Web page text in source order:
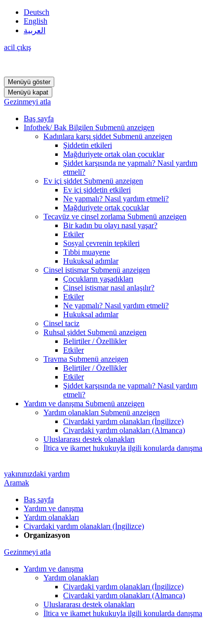
Deutsch
English
العربية
acil çıkış
Menüyü göster
Menüyü kapat
Gezinmeyi atla
Baş sayfa
Infothek/ Bak Bilgilen Submenü anzeigen
Kadınlara karşı şiddet Submenü anzeigen
Şiddetin etkileri
Mağduriyete ortak olan çocuklar
Şiddet karşısında ne yapmalı? Nasıl yardım
etmeli?
Ev içi şiddet Submenü anzeigen
Ev içi şiddetin etkileri
Ne yapmalı? Nasıl yardım etmeli?
Mağduriyete ortak çocuklar
Tecavüz ve cinsel zorlama Submenü anzeigen
Bir kadın bu olayı nasıl yaşar?
Etkiler
Sosyal çevrenin tepkileri
Tıbbi muayene
Hukuksal adımlar
Cinsel istismar Submenü anzeigen
Çocukların yaşadıkları
Cinsel istismar nasıl anlaşılır?
Etkiler
Ne yapmalı? Nasıl yardım etmeli?
Hukuksal adımlar
Cinsel taciz
Ruhsal şiddet Submenü anzeigen
Belirtiler / Özellikler
Etkiler
Travma Submenü anzeigen
Belirtiler / Özellikler
Etkiler
Şiddet karşısında ne yapmalı? Nasıl yardım
etmeli?
Yardım ve danışma Submenü anzeigen
Yardım olanakları Submenü anzeigen
Civardaki yardım olanakları (İngilizce)
Civardaki yardım olanakları (Almanca)
Uluslararası destek olanakları
İltica ve ikamet hukukuyla ilgili konularda danışma
yakınınızdaki yardım
Aramak
Baş sayfa
Yardım ve danışma
Yardım olanakları
Civardaki yardım olanakları (İngilizce)
Organizasyon
Gezinmeyi atla
Yardım ve danışma
Yardım olanakları
Civardaki yardım olanakları (İngilizce)
Civardaki yardım olanakları (Almanca)
Uluslararası destek olanakları
İltica ve ikamet hukukuyla ilgili konularda danışma